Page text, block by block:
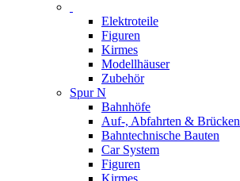
Elektroteile
Figuren
Kirmes
Modellhäuser
Zubehör
Spur N
Bahnhöfe
Auf-, Abfahrten & Brücken
Bahntechnische Bauten
Car System
Figuren
Kirmes